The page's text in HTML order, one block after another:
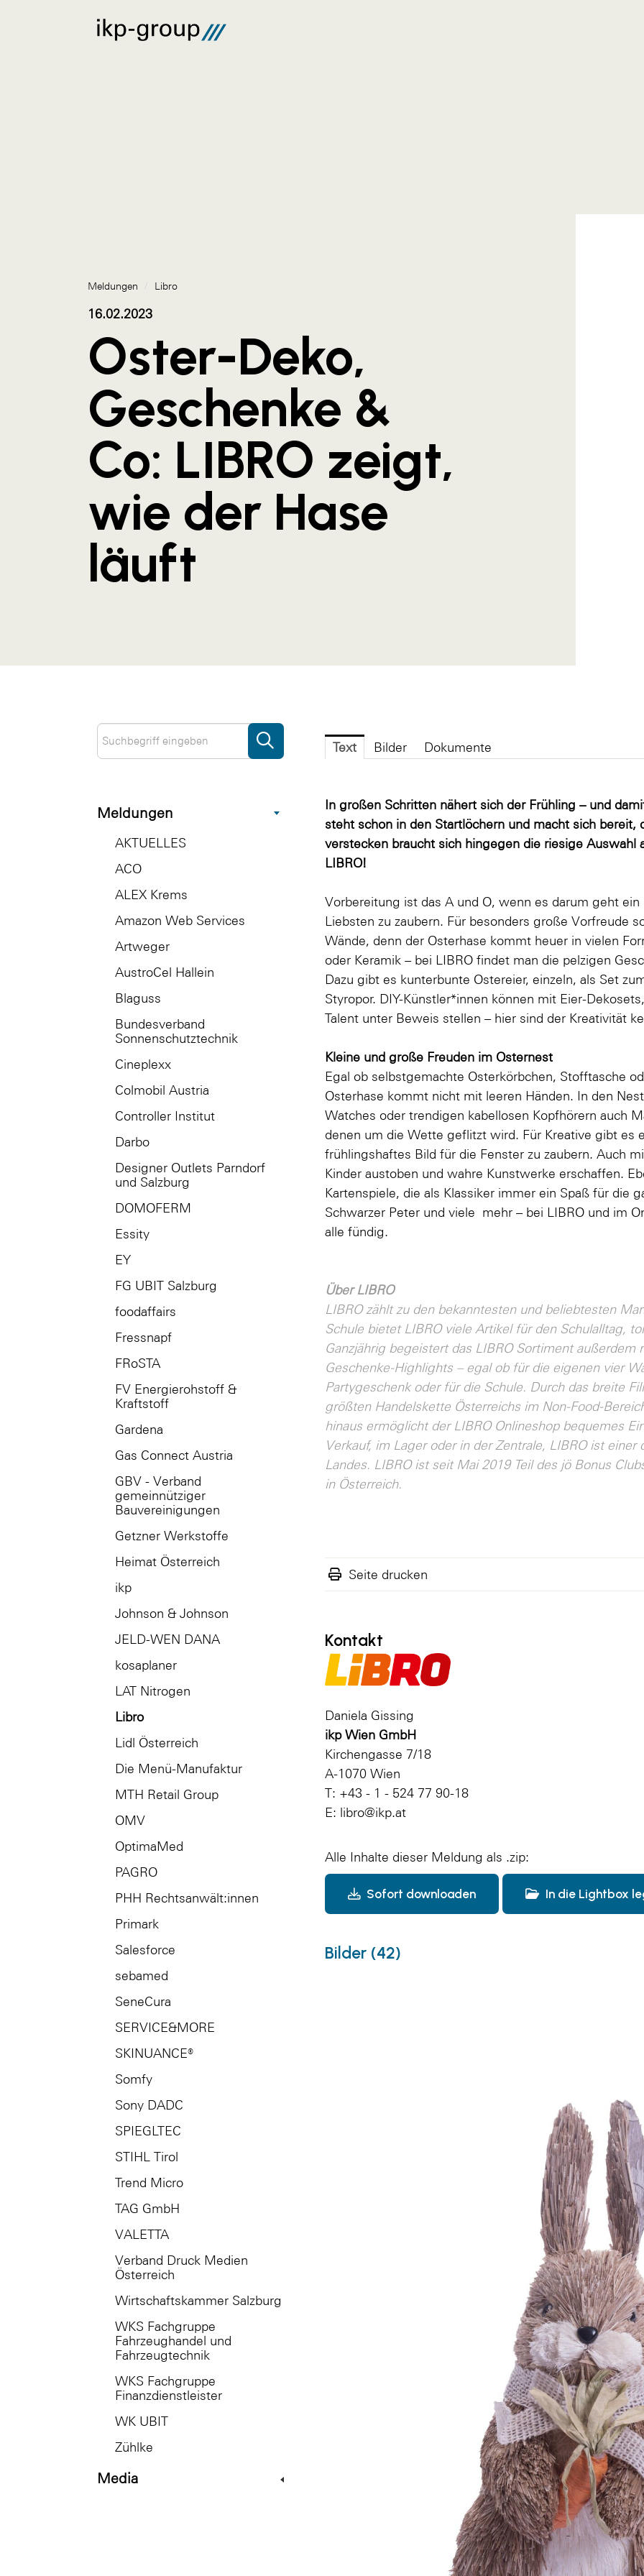
Meldungen
AKTUELLES
ACO
ALEX Krems
Amazon Web Services
Artweger
AustroCel Hallein
Blaguss
Bundesverband
Sonnenschutztechnik
Cineplexx
Colmobil Austria
Controller Institut
Darbo
Designer Outlets Parndorf
und Salzburg
DOMOFERM
Essity
EY
FG UBIT Salzburg
foodaffairs
Fressnapf
FRoSTA
FV Energierohstoff &
Kraftstoff
Gardena
Gas Connect Austria
GBV - Verband
gemeinnütziger
Bauvereinigungen
Getzner Werkstoffe
Heimat Österreich
ikp
Johnson & Johnson
JELD-WEN DANA
kosaplaner
LAT Nitrogen
Libro
Lidl Österreich
Die Menü-Manufaktur
MTH Retail Group
OMV
OptimaMed
PAGRO
PHH Rechtsanwält:innen
Primark
Salesforce
sebamed
SeneCura
SERVICE&MORE
SKINUANCE®
Somfy
Sony DADC
SPIEGLTEC
STIHL Tirol
Trend Micro
TAG GmbH
VALETTA
Verband Druck Medien
Österreich
Wirtschaftskammer Salzburg
WKS Fachgruppe
Fahrzeughandel und
Fahrzeugtechnik
WKS Fachgruppe
Finanzdienstleister
WK UBIT
Zühlke
Media
Meldungen / Libro
16.02.2023
Oster-Deko,
Geschenke &
Co: LIBRO zeigt,
wie der Hase
läuft
Text Bilder Dokumente
In großen Schritten nähert sich der Frühling – und
steht schon in den Startlöchern und macht sich bereit,
verstecken braucht sich hingegen die riesige Auswahl
LIBRO!
Vorbereitung ist das A und O, wenn es darum geht
Liebsten zu zaubern. Für besonders große Vorfreude
Wände, denn der Osterhase kommt heuer in vielen
oder Keramik – bei LIBRO findet man die pelzigen
Dazu gibt es kunterbunte Ostereier, einzeln, als Set
Styropor. DIY-Künstler*innen können mit Eier-
Talent unter Beweis stellen – hier sind der Kreativität
Kleine und große Freuden im Osternest
Egal ob selbstgemachte Osterkörbchen, Stofftasche
Osterhase kommt nicht mit leeren Händen. In den
Watches oder trendigen kabellosen Kopfhörern auch
denen um die Wette geflitzt wird. Für Kreative gibt es
frühlingshaftes Bild für die Fenster zu zaubern. Auch
Kinder austoben und wahre Kunstwerke erschaffen.
Kartenspiele, die als Klassiker immer ein Spaß für die
Schwarzer Peter und viele mehr – bei LIBRO und im
alle fündig.
Über LIBRO
LIBRO zählt zu den bekanntesten und beliebtesten
Schule bietet LIBRO viele Artikel für den Schulalltag,
Ganzjährig begeistert das LIBRO Sortiment
Geschenke-Highlights – egal ob für die eigenen vier
Partygeschenk oder für die Schule. Durch das breite
größten Handelskette Österreichs im Non-Food-
hinaus ermöglicht der LIBRO Onlineshop bequemes
Verkauf, im Lager oder in der Zentrale, LIBRO ist
Landes. LIBRO ist seit Mai 2019 Teil des jö Bonus
in Österreich.
Seite drucken
Kontakt
Daniela Gissing
ikp Wien GmbH
Kirchengasse 7/18
A-1070 Wien
T: +43 - 1 - 524 77 90-18
E: libro@ikp.at
Alle Inhalte dieser Meldung als .zip:
Sofort downloaden In die Lightbox
Bilder (42)